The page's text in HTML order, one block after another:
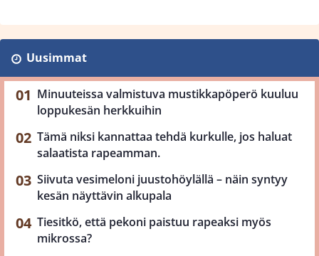
Uusimmat
Minuuteissa valmistuva mustikkapöperö kuuluu
loppukesän herkkuihin
Tämä niksi kannattaa tehdä kurkulle, jos haluat
salaatista rapeamman.
Siivuta vesimeloni juustohöylällä – näin syntyy
kesän näyttävin alkupala
Tiesitkö, että pekoni paistuu rapeaksi myös
mikrossa?